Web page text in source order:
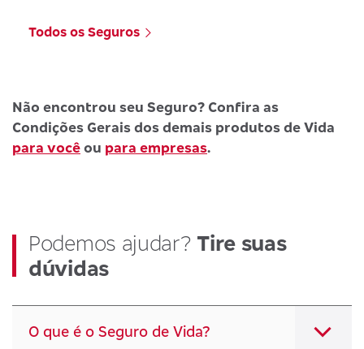
Todos os Seguros
Não encontrou seu Seguro? Confira as
Condições Gerais dos demais produtos de Vida
para vocêou para empresas.
Podemos ajudar? Tire suas
dúvidas
O que é o Seguro de Vida?